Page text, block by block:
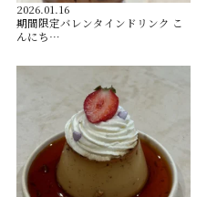
2026.01.16
️期間限定バレンタインドリンク️ こ
んにち…